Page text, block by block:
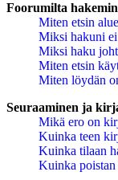
Foorumilta
Miten etsin
Miksi hakuni
Miksi haku
Miten etsin
Miten löydän
Seuraaminen ja
Mikä ero on
Kuinka teen
Kuinka tilaan
Kuinka poistan